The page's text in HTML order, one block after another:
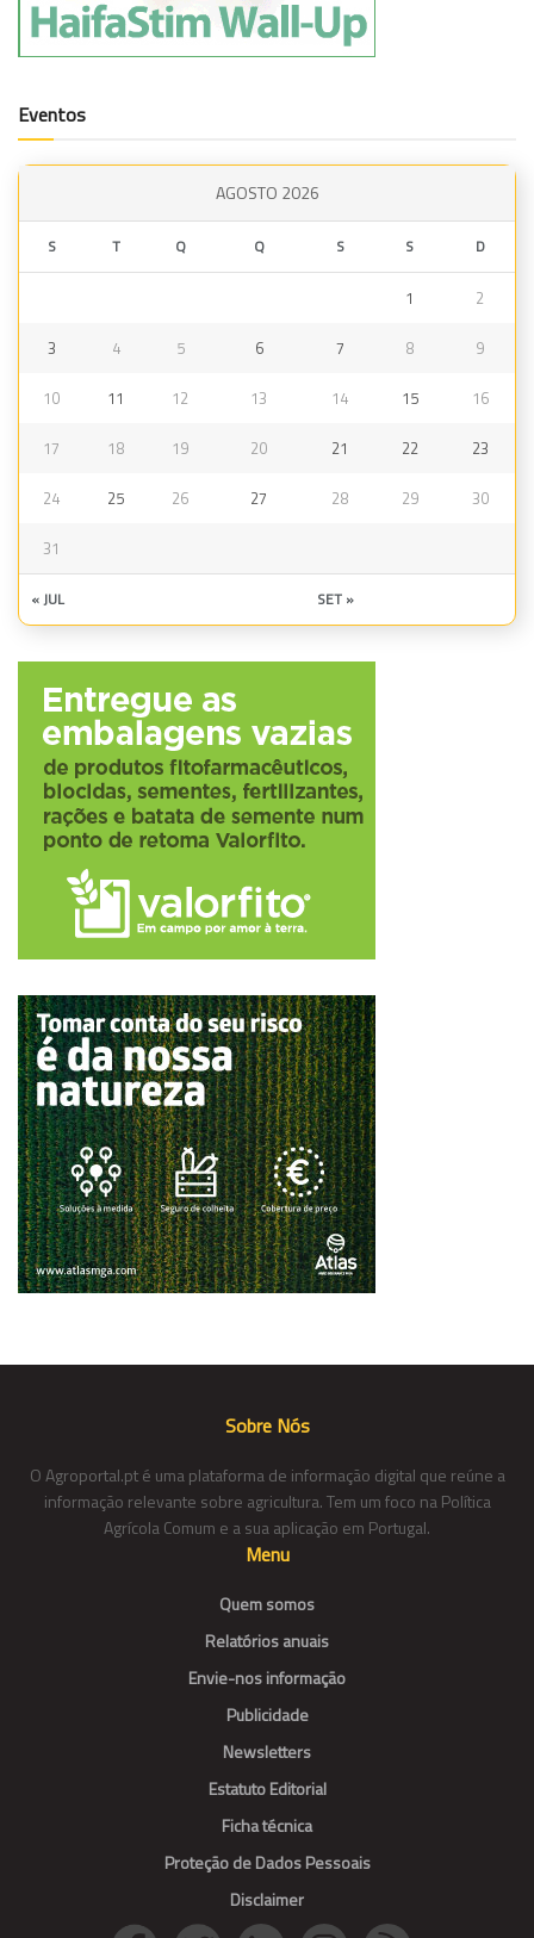
Eventos
AGOSTO 2026
S T Q Q S S D
1 2
3 4 5 6 7 8 9
10 11 12 13 14 15 16
17 18 19 20 21 22 23
24 25 26 27 28 29 30
31
« JUL SET »
Sobre Nós
O Agroportal.pt é uma plataforma de informação digital que reúne a
informação relevante sobre agricultura. Tem um foco na Política
Agrícola Comum e a sua aplicação em Portugal.
Menu
Quem somos
Relatórios anuais
Envie-nos informação
Publicidade
Newsletters
Estatuto Editorial
Ficha técnica
Proteção de Dados Pessoais
Disclaimer